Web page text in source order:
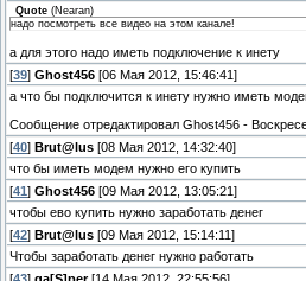
Quote (Nearan)
надо посмотреть все видео на этом канале!
а для этого надо иметь подключение к инету
[39] Ghost456 [06 Мая 2012, 15:46:41]
а что бы подключится к инету нужно иметь
Сообщение отредактировал Ghost456 -
[40] Brut@lus [08 Мая 2012, 14:32:40]
что бы иметь модем нужно его купить
[41 ] Ghost456 [09 Мая 2012, 13:05:21]
чтобы ево купить нужно заработать денег
[42] Brut@lus [09 Мая 2012, 15:14:11]
Чтобы заработать денег нужно работать